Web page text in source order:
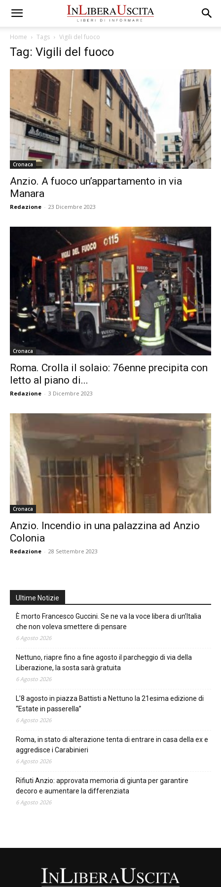
Home Tags Vigili del fuoco
Tag: Vigili del fuoco
Cronaca
Anzio. A fuoco un’appartamento in via
Manara
Redazione - 23 Dicembre 2023
Cronaca
Roma. Crolla il solaio: 76enne precipita con
letto al piano di...
Redazione - 3 Dicembre 2023
Cronaca
Anzio. Incendio in una palazzina ad Anzio
Colonia
Redazione - 28 Settembre 2023
Ultime Notizie
È morto Francesco Guccini. Se ne va la voce libera di un’Italia
che non voleva smettere di pensare
6 Agosto 2026
Nettuno, riapre fino a fine agosto il parcheggio di via della
Liberazione, la sosta sarà gratuita
6 Agosto 2026
L’8 agosto in piazza Battisti a Nettuno la 21esima edizione di
“Estate in passerella”
6 Agosto 2026
Roma, in stato di alterazione tenta di entrare in casa della ex e
aggredisce i Carabinieri
6 Agosto 2026
Rifiuti Anzio: approvata memoria di giunta per garantire
decoro e aumentare la differenziata
6 Agosto 2026